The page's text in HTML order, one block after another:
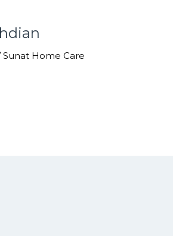
Sunat Home Care